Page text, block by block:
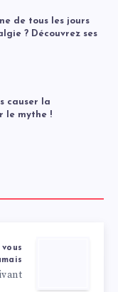
de tous les jours
? Découvrez ses
causer la
le mythe !